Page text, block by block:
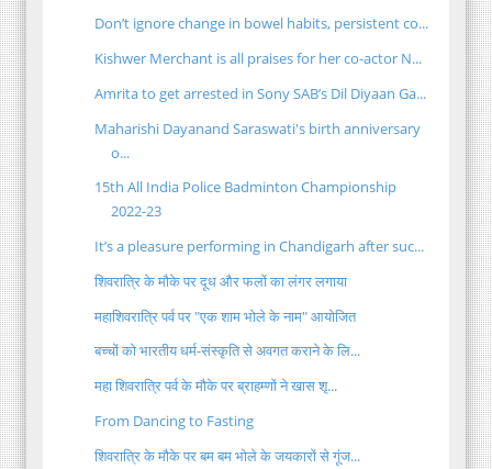
Don’t ignore change in bowel habits, persistent co...
Kishwer Merchant is all praises for her co-actor N...
Amrita to get arrested in Sony SAB’s Dil Diyaan Ga...
Maharishi Dayanand Saraswati's birth anniversary
o...
15th All India Police Badminton Championship
2022-23
It’s a pleasure performing in Chandigarh after suc...
शिवरात्रि के मौके पर दूध और फलों का लंगर लगाया
महाशिवरात्रि पर्व पर "एक शाम भोले के नाम" आयोजित
बच्चों को भारतीय धर्म-संस्कृति से अवगत कराने के लि...
महा शिवरात्रि पर्व के मौके पर ब्राहम्णों ने खास शृ...
From Dancing to Fasting
शिवरात्रि के मौके पर बम बम भोले के जयकारों से गूंज...